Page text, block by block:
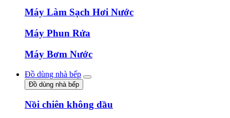
Máy Làm Sạch Hơi Nước
Máy Phun Rửa
Máy Bơm Nước
Đồ dùng nhà bếp
Đồ dùng nhà bếp
Nồi chiên không dầu